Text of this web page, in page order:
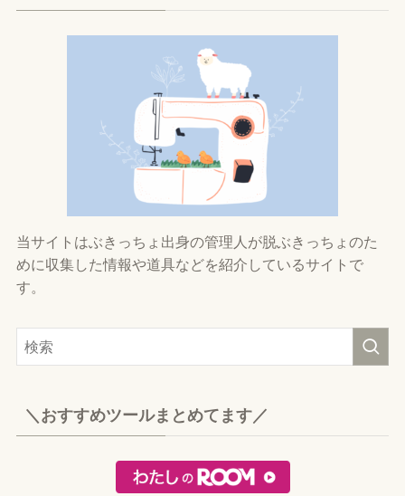
当サイトはぶきっちょ出身の管理人が脱ぶきっちょのた
めに収集した情報や道具などを紹介しているサイトで
す。
＼おすすめツールまとめてます／